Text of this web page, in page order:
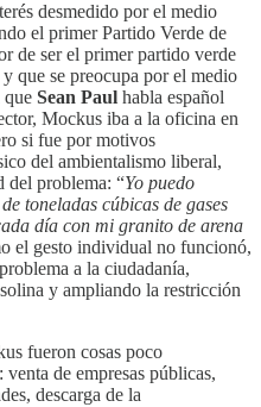
desmedido por el medio
el primer Partido Verde de
de ser el primer partido verde
que se preocupa por el medio
que Sean Paul habla español
Mockus iba a la oficina en
si fue por motivos
del ambientalismo liberal,
del problema: “Yo puedo
toneladas cúbicas de gases
día con mi granito de arena
el gesto individual no funcionó,
a la ciudadanía,
y ampliando la restricción
fueron cosas poco
de empresas públicas,
descarga de la